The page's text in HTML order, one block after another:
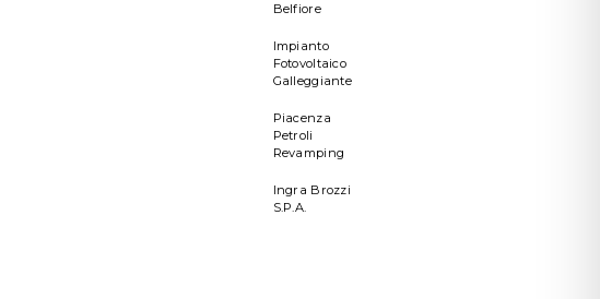
Belfiore
Impianto
Fotovoltaico
Galleggiante
Piacenza
Petroli
Revamping
Ingra Brozzi
S.P.A.